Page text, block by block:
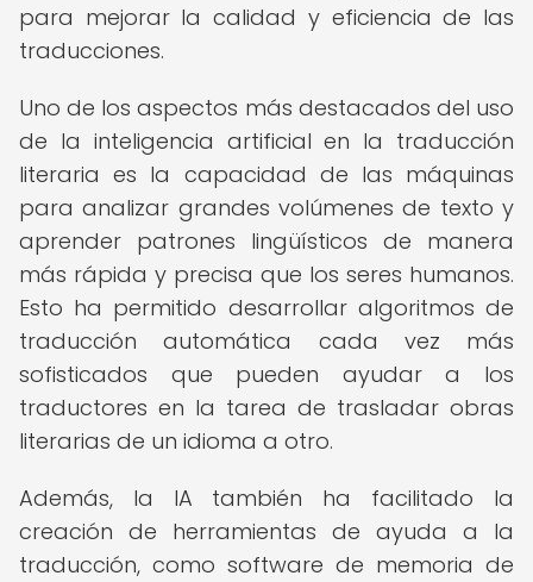
para mejorar la calidad y eficiencia de las
traducciones.
Uno de los aspectos más destacados del uso
de la inteligencia artificial en la traducción
literaria es la capacidad de las máquinas
para analizar grandes volúmenes de texto y
aprender patrones lingüísticos de manera
más rápida y precisa que los seres humanos.
Esto ha permitido desarrollar algoritmos de
traducción automática cada vez más
sofisticados que pueden ayudar a los
traductores en la tarea de trasladar obras
literarias de un idioma a otro.
Además, la IA también ha facilitado la
creación de herramientas de ayuda a la
traducción, como software de memoria de